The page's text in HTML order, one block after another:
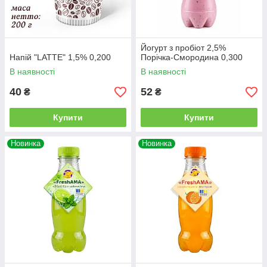
Напій "LATTE" 1,5% 0,200
В наявності
40 ₴
Купити
Йогурт з пробіот 2,5%
Порічка-Смородина 0,300
В наявності
52 ₴
Купити
Новинка Новинка